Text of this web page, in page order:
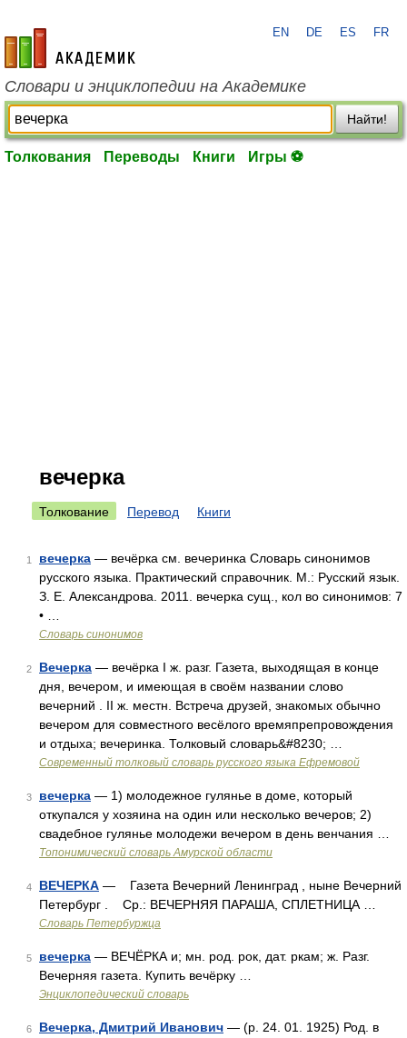
academic.ru
EN DE ES FR
Словари и энциклопедии на Академике
Найти!
Толкования Переводы Книги Игры ⚽
вечерка
Толкование Перевод Книги
1 вечерка — вечёрка см. вечеринка Словарь синонимов
русского языка. Практический справочник. М.: Русский язык.
З. Е. Александрова. 2011. вечерка сущ., кол во синонимов: 7
• …
Словарь синонимов
2 Вечерка — вечёрка I ж. разг. Газета, выходящая в конце
дня, вечером, и имеющая в своём названии слово
вечерний . II ж. местн. Встреча друзей, знакомых обычно
вечером для совместного весёлого времяпрепровождения
и отдыха; вечеринка. Толковый словарь&#8230; …
Современный толковый словарь русского языка Ефремовой
3 вечерка — 1) молодежное гулянье в доме, который
откупался у хозяина на один или несколько вечеров; 2)
свадебное гулянье молодежи вечером в день венчания …
Топонимический словарь Амурской области
4 ВЕЧЕРКА — Газета Вечерний Ленинград , ныне Вечерний
Петербург . Ср.: ВЕЧЕРНЯЯ ПАРАША, СПЛЕТНИЦА …
Словарь Петербуржца
5 вечерка — ВЕЧЁРКА и; мн. род. рок, дат. ркам; ж. Разг.
Вечерняя газета. Купить вечёрку …
Энциклопедический словарь
6 Вечерка, Дмитрий Иванович — (р. 24. 01. 1925) Род. в